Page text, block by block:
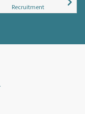
Recruitment